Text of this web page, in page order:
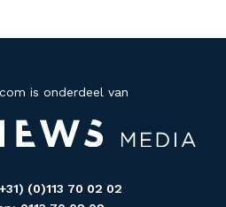
is onderdeel van
(0)113 70 02 02